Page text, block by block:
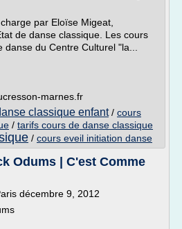
par Eloïse Migeat,
de danse classique. Les cours
du Centre Culturel "la...
marnes.fr
classique enfant/ cours
/ tarifs cours de danse classique
/ cours eveil initiation danse
Odums | C'est Comme
décembre 9, 2012